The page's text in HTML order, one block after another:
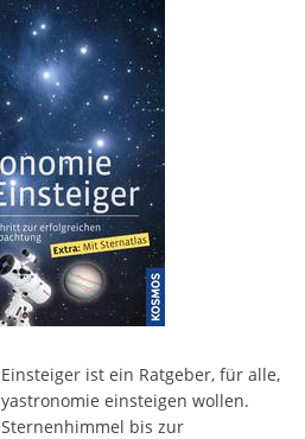
ist ein Ratgeber, für alle,
einsteigen wollen.
bis zur